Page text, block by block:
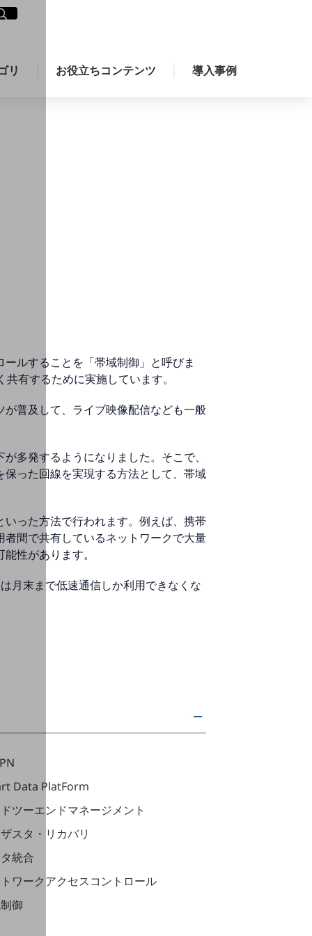
ト内検索
リ お役立ちコンテンツ 導入事例
ルすることを「帯域制御」と呼びま
有するために実施しています。
普及して、ライブ映像配信なども一般
多発するようになりました。そこで、
った回線を実現する方法として、帯域
った方法で行われます。例えば、携帯
間で共有しているネットワークで大量
性があります。
月末まで低速通信しか利用できなくな
Data PlatForm
ツーエンドマネージメント
スタ・リカバリ
統合
ワークアクセスコントロール
御